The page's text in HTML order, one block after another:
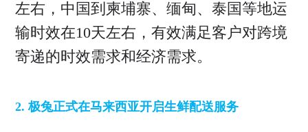
左右，中国到柬埔寨、缅甸、泰国等地运
输时效在10天左右，有效满足客户对跨境
寄递的时效需求和经济需求。
2.极兔正式在马来西亚开启生鲜配送服务